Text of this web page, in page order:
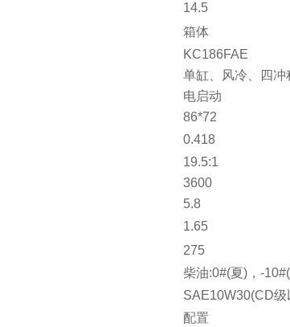
14.5
箱体
KC186FAE
单缸、风冷、四冲
电启动
86*72
0.418
19.5:1
3600
5.8
1.65
275
柴油:0#(夏)，-
SAE10W30(CD级
配置